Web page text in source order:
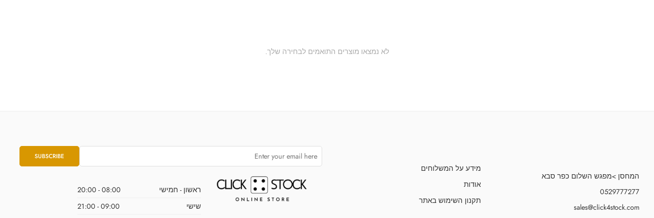
לא נמצאו מוצרים התואמים לבחירה שלך.
המחסן >מפגש השלום כפר סבא
0529777277
sales@click4stock.com
מידע על המשלוחים
אודות
תקנון השימוש באתר
ראשון - חמישי
08:00 - 20:00
שישי
09:00 - 21:00